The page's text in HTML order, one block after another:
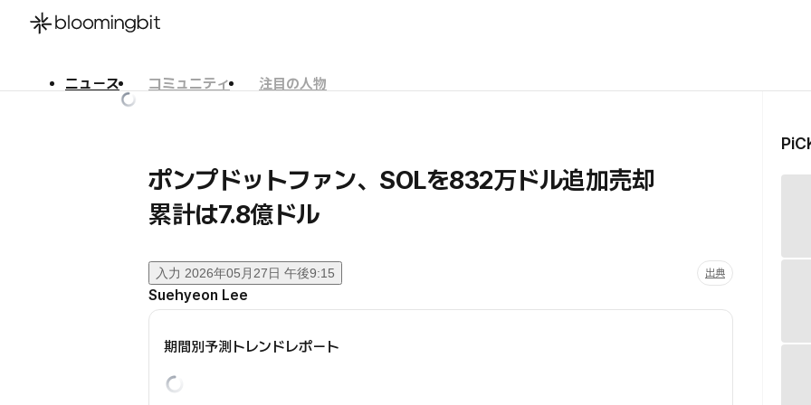
ニュース コミュニティ
注目の人物
ポンプドットファン、SOLを832万ドル追加売却
累計は7.8億ドル
入力 2026年05月27日 午後9:15 出典
Suehyeon Lee
期間別予測トレンドレポート